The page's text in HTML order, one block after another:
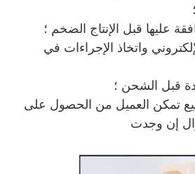
واتخاذ الإجراءات في
تمكن العميل من الحصول على
إن وجدت